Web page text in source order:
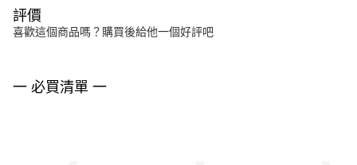
評價
喜歡這個商品嗎？購買後給他一個好評吧
一 必買清單 一